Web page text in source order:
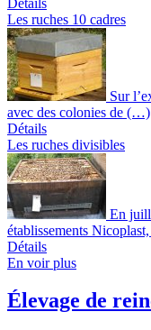
Les ruches 10 cadres
Sur
avec des colonies de (…)
Détails
Les ruches divisibles
En
établissements
Détails
En voir plus
Élevage de